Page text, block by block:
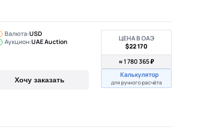
Валюта:USD
Аукцион:UAE Auction
Хочу заказать
ЦЕНА В ОАЭ
$22 170
≈ 1 780 365 ₽
Калькулятор
для ручного расчёта